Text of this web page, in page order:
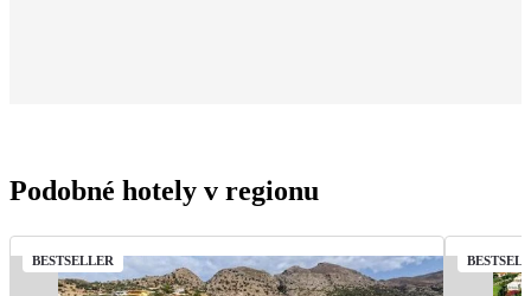
Podobné hotely v regionu
BESTSELLER